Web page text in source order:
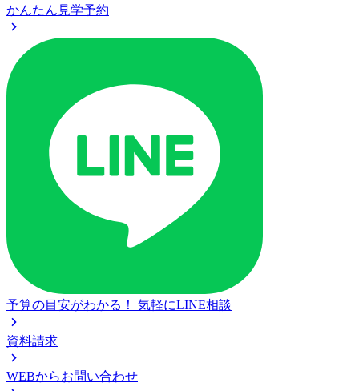
かんたん見学予約
予算の目安がわかる！ 気軽にLINE相談
資料請求
WEBからお問い合わせ